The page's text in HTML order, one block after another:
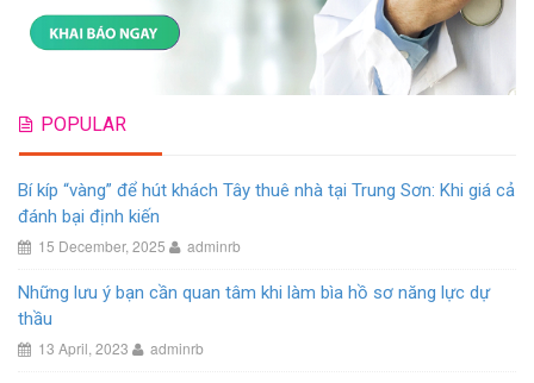
POPULAR
Bí kíp “vàng” để hút khách Tây thuê nhà tại Trung Sơn: Khi giá cả
đánh bại định kiến
15 December, 2025 adminrb
Những lưu ý bạn cần quan tâm khi làm bìa hồ sơ năng lực dự
thầu
13 April, 2023 adminrb